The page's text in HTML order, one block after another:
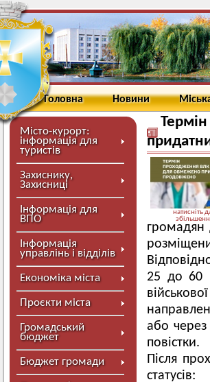
Головна Новини
Місто-курорт:
інформація для
туристів
Захиснику,
Захисниці
Інформація для
ВПО
Інформація
управлінь і відділів
Економіка міста
Проєкти міста
Громадський
бюджет
Бюджет громади
натисніть
громадян
25 до 60
або
повістки.
Після
статусів: